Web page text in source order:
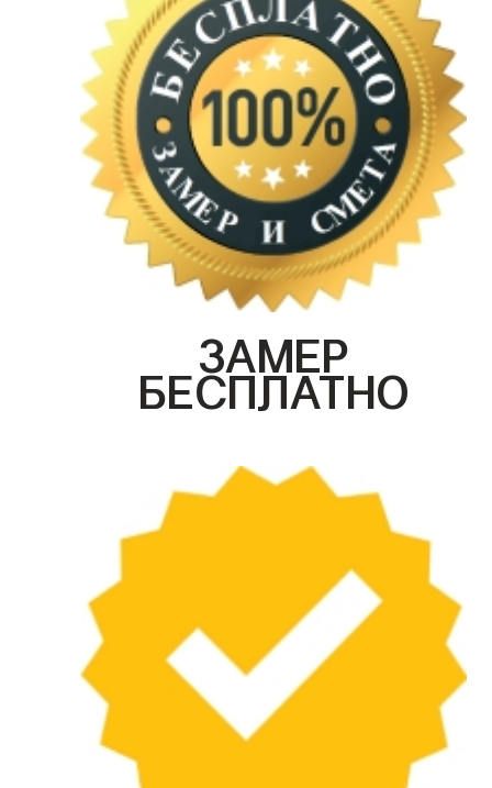
ЗАМЕР
БЕСПЛАТНО